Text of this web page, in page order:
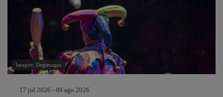
Imagen: Degimages
17 jul 2026 - 09 ago 2026